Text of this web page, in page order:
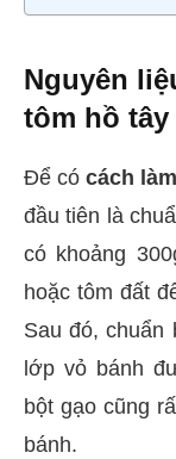
Nguyên
tôm hồ
Để cócách
đầu tiên là
có khoảng
hoặc tôm đất
Sau đó, chuẩn
lớp vỏ bánh
bột gạo cũng
bánh.